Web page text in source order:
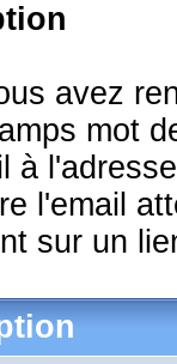
avez
mot
à
l'email
sur un